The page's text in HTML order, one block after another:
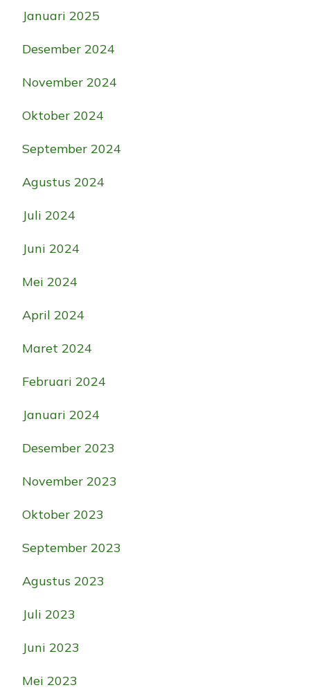
Januari 2025
Desember 2024
November 2024
Oktober 2024
September 2024
Agustus 2024
Juli 2024
Juni 2024
Mei 2024
April 2024
Maret 2024
Februari 2024
Januari 2024
Desember 2023
November 2023
Oktober 2023
September 2023
Agustus 2023
Juli 2023
Juni 2023
Mei 2023